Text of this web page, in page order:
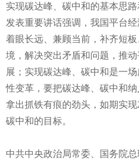
实现碳达峰、碳中和的基本思
发表重要讲话强调，我国平台
着眼长远、兼顾当前，补齐短
境，解决突出矛盾和问题，推
展；实现碳达峰、碳中和是一
性变革，要把碳达峰、碳中和
拿出抓铁有痕的劲头，如期实
碳中和的目标。
中共中央政治局常委、国务院